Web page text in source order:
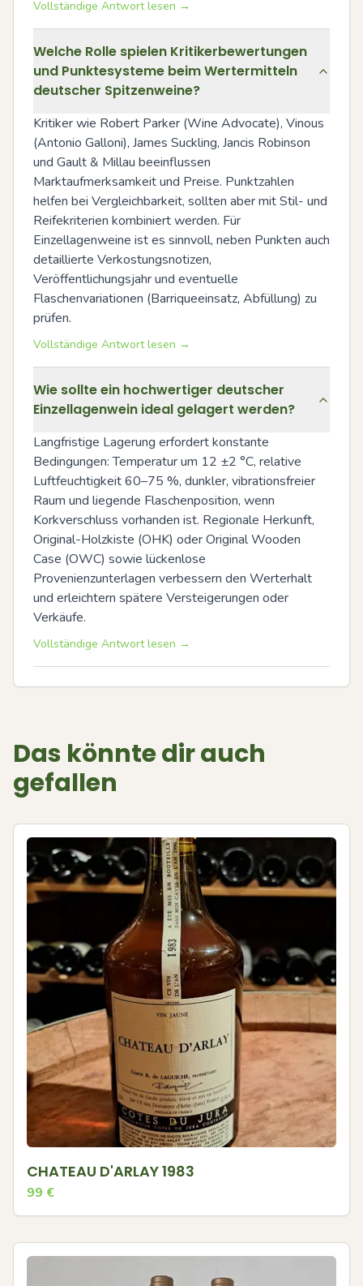
Vollständige Antwort lesen →
Welche Rolle spielen Kritikerbewertungen
und Punktesysteme beim Wertermitteln
deutscher Spitzenweine?
Kritiker wie Robert Parker (Wine Advocate), Vinous
(Antonio Galloni), James Suckling, Jancis Robinson
und Gault & Millau beeinflussen
Marktaufmerksamkeit und Preise. Punktzahlen
helfen bei Vergleichbarkeit, sollten aber mit Stil- und
Reifekriterien kombiniert werden. Für
Einzellagenweine ist es sinnvoll, neben Punkten auch
detaillierte Verkostungsnotizen,
Veröffentlichungsjahr und eventuelle
Flaschenvariationen (Barriqueeinsatz, Abfüllung) zu
prüfen.
Vollständige Antwort lesen →
Wie sollte ein hochwertiger deutscher
Einzellagenwein ideal gelagert werden?
Langfristige Lagerung erfordert konstante
Bedingungen: Temperatur um 12 ±2 °C, relative
Luftfeuchtigkeit 60–75 %, dunkler, vibrationsfreier
Raum und liegende Flaschenposition, wenn
Korkverschluss vorhanden ist. Regionale Herkunft,
Original-Holzkiste (OHK) oder Original Wooden
Case (OWC) sowie lückenlose
Provenienzunterlagen verbessern den Werterhalt
und erleichtern spätere Versteigerungen oder
Verkäufe.
Vollständige Antwort lesen →
Das könnte dir auch
gefallen
CHATEAU D'ARLAY 1983
99 €